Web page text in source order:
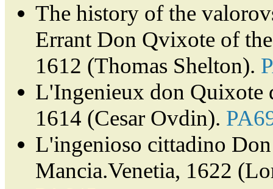
The history of the
Errant Don Qvixote of
1612 (Thomas Shelton).
L'Ingenieux don Quixote
1614 (Cesar Ovdin).
L'ingenioso cittadino
Mancia.Venetia, 1622